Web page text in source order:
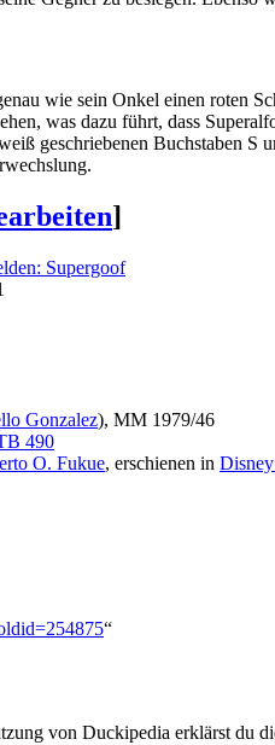
wie sein Onkel einen roten
was dazu führt, dass
geschriebenen Buchstaben
]
Supergoof
Gonzalez), MM 1979/46
490
O. Fukue, erschienen in
“
von Duckipedia erklärst du